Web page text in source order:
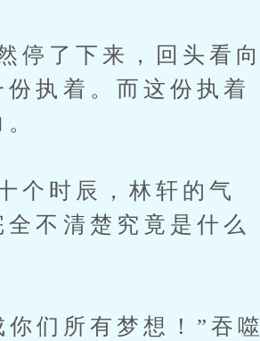
了下来，回头看向
执着。而这份执着
时辰，林轩的气
不清楚究竟是什么
们所有梦想！”吞噬